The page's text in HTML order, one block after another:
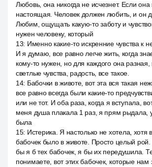
Любовь, она никогда не исчезнет. Если
настоящая. Человек должен любить, и он
Любим, ощущать какую-то заботу и
нужен человеку, который
13: Именно какие-то искренние чувства к
И я думаю, все равно легче жить, когда
кому-то нужен, но для каждого она разная,
светлые чувства, радость, все такое.
14: Бабочки в животе, вот эта вся такая
все равно всегда были какие-то
или не тот. И оба раза, когда я вступала,
меня душа плакала 1 раз, я прям рыдала,
была
15: Истерика. Я настолько не хотела, хотя
бабочек было в животе. Просто целый рой.
бы я б тех бабочек, я бы их передушила. Те
понимаете, вот этих бабочек, которые нам